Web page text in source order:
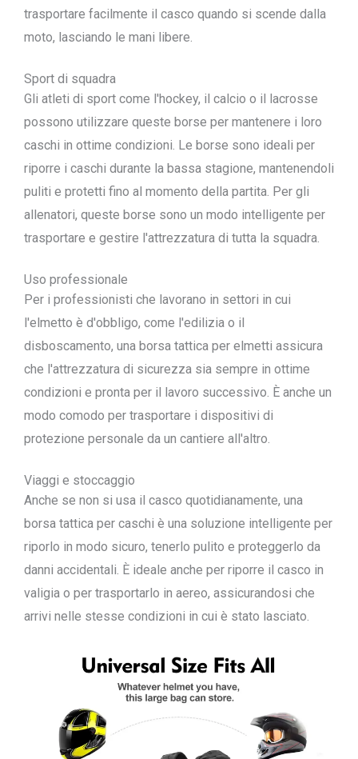
trasportare facilmente il casco quando si scende dalla
moto, lasciando le mani libere.
Sport di squadra
Gli atleti di sport come l'hockey, il calcio o il lacrosse
possono utilizzare queste borse per mantenere i loro
caschi in ottime condizioni. Le borse sono ideali per
riporre i caschi durante la bassa stagione, mantenendoli
puliti e protetti fino al momento della partita. Per gli
allenatori, queste borse sono un modo intelligente per
trasportare e gestire l'attrezzatura di tutta la squadra.
Uso professionale
Per i professionisti che lavorano in settori in cui
l'elmetto è d'obbligo, come l'edilizia o il
disboscamento, una borsa tattica per elmetti assicura
che l'attrezzatura di sicurezza sia sempre in ottime
condizioni e pronta per il lavoro successivo. È anche un
modo comodo per trasportare i dispositivi di
protezione personale da un cantiere all'altro.
Viaggi e stoccaggio
Anche se non si usa il casco quotidianamente, una
borsa tattica per caschi è una soluzione intelligente per
riporlo in modo sicuro, tenerlo pulito e proteggerlo da
danni accidentali. È ideale anche per riporre il casco in
valigia o per trasportarlo in aereo, assicurandosi che
arrivi nelle stesse condizioni in cui è stato lasciato.